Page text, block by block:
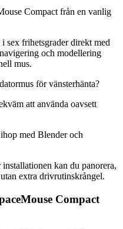
Compact från en vanlig
sex frihetsgrader direkt med
och modellering
mus.
för vänsterhänta?
att använda oavsett
med Blender och
kan du panorera,
extra drivrutinskrångel.
Compact